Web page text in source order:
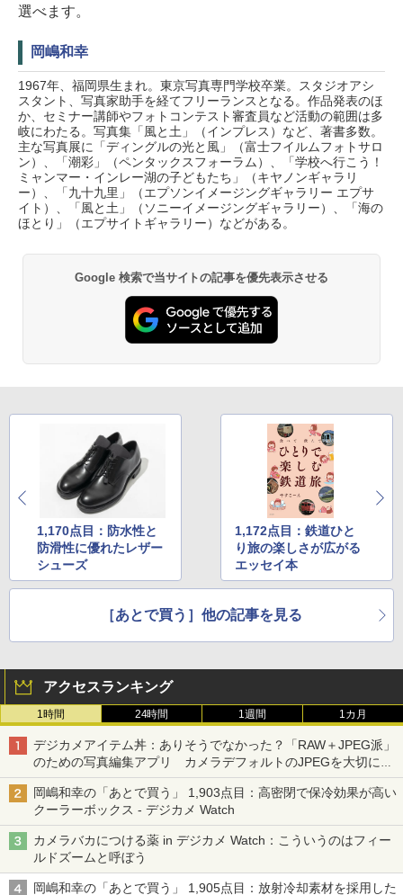
選べます。
岡嶋和幸
1967年、福岡県生まれ。東京写真専門学校卒業。スタジオアシ
スタント、写真家助手を経てフリーランスとなる。作品発表のほ
か、セミナー講師やフォトコンテスト審査員など活動の範囲は多
岐にわたる。写真集「風と土」（インプレス）など、著書多数。
主な写真展に「ディングルの光と風」（富士フイルムフォトサロ
ン）、「潮彩」（ペンタックスフォーラム）、「学校へ行こう！
ミャンマー・インレー湖の子どもたち」（キヤノンギャラリ
ー）、「九十九里」（エプソンイメージングギャラリー エプサ
イト）、「風と土」（ソニーイメージングギャラリー）、「海の
ほとり」（エプサイトギャラリー）などがある。
Google 検索で当サイトの記事を優先表示させる
1,170点目：防水性と
防滑性に優れたレザー
シューズ
1,172点目：鉄道ひと
り旅の楽しさが広がる
エッセイ本
［あとで買う］他の記事を見る
アクセスランキング
1時間 24時間 1週間 1カ月
デジカメアイテム丼：ありそうでなかった？「RAW＋JPEG派」
のための写真編集アプリ カメラデフォルトのJPEGを大切にす
る「Filmator」
岡嶋和幸の「あとで買う」 1,903点目：高密閉で保冷効果が高い
クーラーボックス - デジカメ Watch
カメラバカにつける薬 in デジカメ Watch：こういうのはフィー
ルドズームと呼ぼう
岡嶋和幸の「あとで買う」 1,905点目：放射冷却素材を採用した